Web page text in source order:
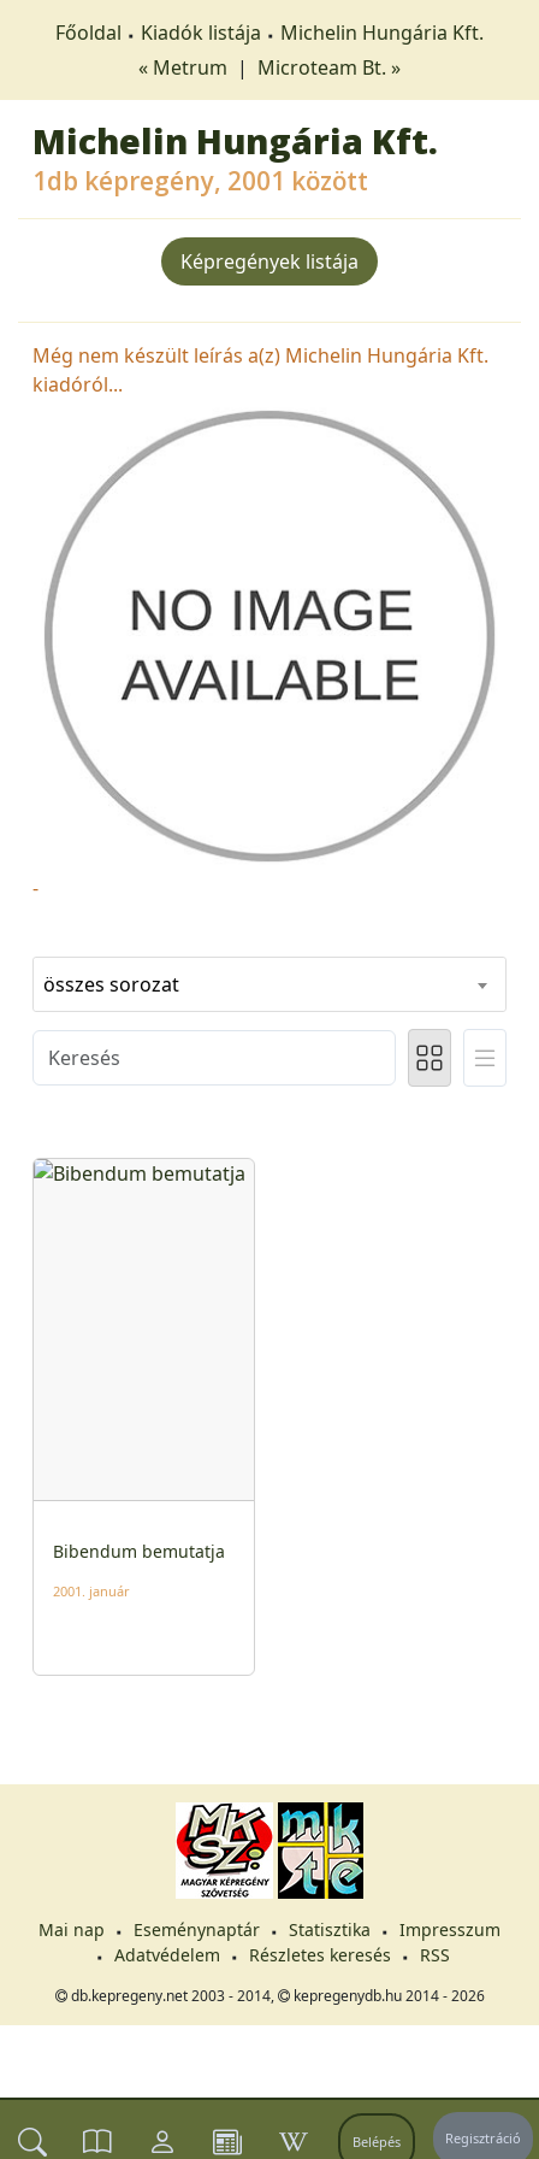
Belépés Regisztráció
Főoldal Kiadók listája
Michelin Hungária Kft.
« Metrum | Microteam Bt. »
Michelin Hungária Kft.
1db képregény, 2001 között
Képregények listája
Még nem készült leírás a(z) Michelin Hungária Kft.
kiadóról...
-
összes sorozat
Bibendum bemutatja
2001. január
Mai nap Eseménynaptár Statisztika
Impresszum
Adatvédelem
Részletes keresés RSS
db.kepregeny.net 2003 - 2014, kepregenydb.hu 2014 - 2026